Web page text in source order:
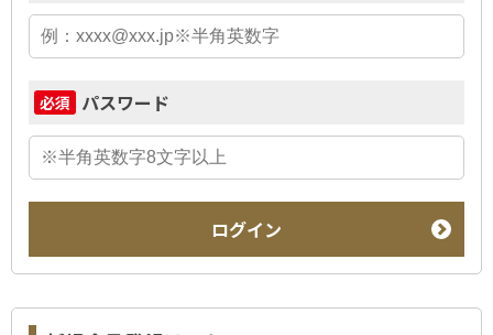
必須 パスワード
ログイン